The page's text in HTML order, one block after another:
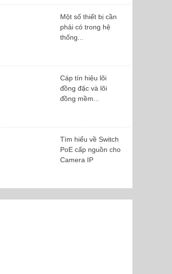
Một số thiết bị cần
phải có trong hệ
thống...
Cáp tín hiệu lõi
đồng đặc và lõi
đồng mềm...
Tìm hiểu về Switch
PoE cấp nguồn cho
Camera IP